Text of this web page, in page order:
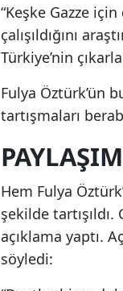
“Keşke Gazze
çalışıldığını
Türkiye’nin
Fulya Öztürk’ün
tartışmaları
Hem Fulya
şekilde
açıklama yaptı.
söyledi: